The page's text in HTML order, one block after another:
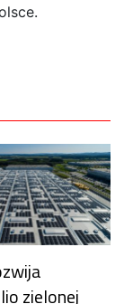
zielonej